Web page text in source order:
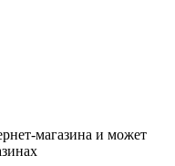
магазина и может